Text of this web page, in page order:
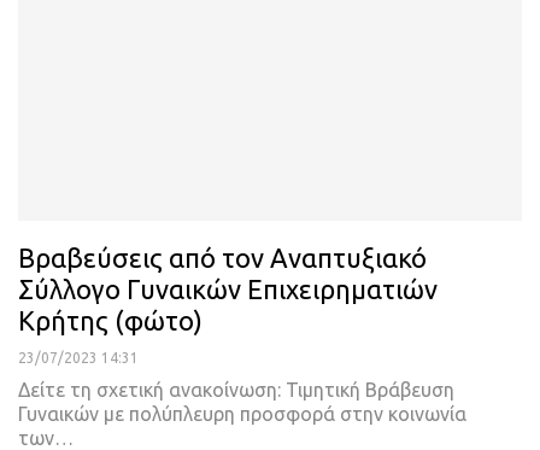
Βραβεύσεις από τον Αναπτυξιακό
Σύλλογο Γυναικών Επιχειρηματιών
Κρήτης (φώτο)
23/07/2023 14:31
Δείτε τη σχετική ανακοίνωση: Τιμητική Βράβευση
Γυναικών με πολύπλευρη προσφορά στην κοινωνία
των…